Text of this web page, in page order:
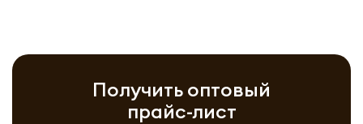
Получить оптовый
прайс-лист